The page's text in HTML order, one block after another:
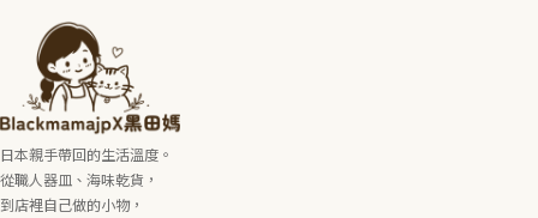
日本親手帶回的生活溫度。
從職人器皿、海味乾貨，
到店裡自己做的小物，